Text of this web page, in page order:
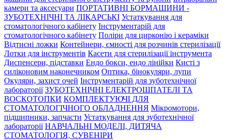
камери та аксесуари ПОРТАТИВНІ БОРМАШИНИ -
ЗУБОТЕХНІЧНІ ТА ЛІКАРСЬКІ Устаткування для
стоматологічного кабінету Інструментарій для
стоматологічного кабінету Поліри для цирконію і кераміки
Відтисні ложки Контейнери, ємності для розчинів стерилізації
Лотки для інструментів Касети для стерилізації інструмента
Диспенсери, підставки Ендо бокси, ендо лінійки Кисті з
силіконовим наконечником Оптика, бінокуляри, лупи
Окуляри, захист очей Інструментарій для зуботехнічної
лабораторії ЗУБОТЕХНІЧНІ ЕЛЕКТРОШПАТЕЛІ ТА
ВОСКОТОПКИ КОМПЛЕКТУЮЧІ ДЛЯ
СТОМАТОЛОГІЧНОГО ОБЛАДНЕННЯ Мікромотори,
підшипники, запчасти Устаткування для зуботехнічної
лабораторії НАВЧАЛЬНІ МОДЕЛІ, ДИТЯЧА
СТОМАТОЛОГІЯ, СУВЕНІРИ